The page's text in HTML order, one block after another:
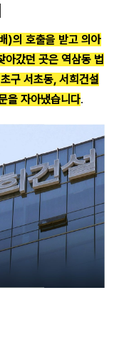
)의 호출을 받고 의아
갔던 곳은 역삼동 법
구 서초동, 서희건설
을 자아냈습니다.